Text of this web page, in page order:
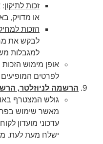
זכות לתיקון:
או מדויק,
הזכות
לבקש את
למגבלות
אופן מימוש
לפרטים
הרשמה לניוזלטר,
גולש המצטרף
מאשר שימוש
עדכוני מועדון
ישלח מעת לעת.